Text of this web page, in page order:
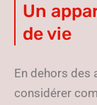
Un
de vie
En dehors des
considérer